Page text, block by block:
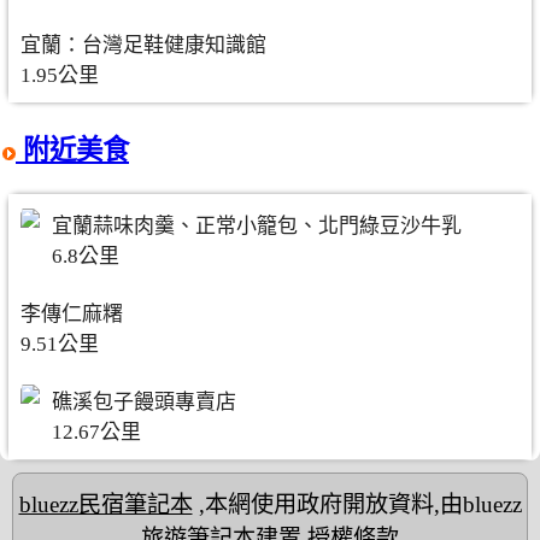
宜蘭：台灣足鞋健康知識館
1.95公里
附近美食
宜蘭蒜味肉羹、正常小籠包、北門綠豆沙牛乳
6.8公里
李傳仁麻糬
9.51公里
礁溪包子饅頭專賣店
12.67公里
bluezz民宿筆記本,本網使用政府開放資料,由bluezz